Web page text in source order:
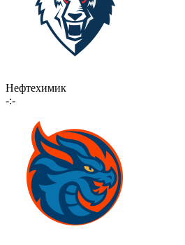
Нефтехимик
-:-